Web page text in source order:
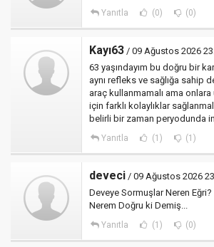
Yanıtla (0) (0)
Kayı63 / 09 Ağustos 2026
63 yaşındayım bu doğru bir
aynı refleks ve sağlığa sahip
araç kullanmamalı ama onlara
için farklı kolaylıklar
belirli bir zaman peryodunda
Yanıtla (1) (1)
deveci / 09 Ağustos 2026
Deveye Sormuşlar Neren Eğri?
Nerem Doğru ki Demiş...
Yanıtla (1) (0)